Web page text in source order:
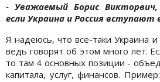
- Уважаемый Борис
если Украина и Россия вступают
Я надеюсь, что все-таки Украина
ведь говорят об этом много лет.
то там 4 основных позиции -
капитала, услуг, финансов.